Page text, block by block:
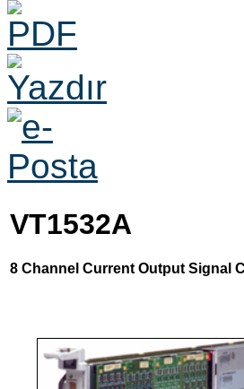
VT1532A
8 Channel Current Output Signal